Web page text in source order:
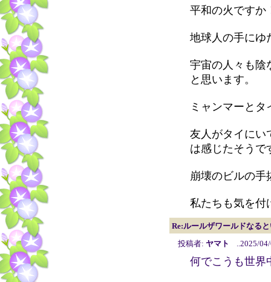
平和の火ですか
地球人の手にゆ
宇宙の人々も陰
と思います。
ミャンマーと
友人がタイにい
は感じたそうで
崩壊のビルの手
私たちも気を付
Re:ルールザワールドなる
投稿者: ヤマト ..2025/04/
何でこうも世界